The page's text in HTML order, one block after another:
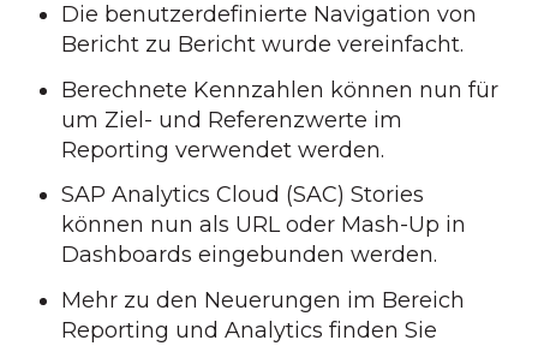
Die benutzerdefinierte Navigation von
Bericht zu Bericht wurde vereinfacht.
Berechnete Kennzahlen können nun für
um Ziel- und Referenzwerte im
Reporting verwendet werden.
SAP Analytics Cloud (SAC) Stories
können nun als URL oder Mash-Up in
Dashboards eingebunden werden.
Mehr zu den Neuerungen im Bereich
Reporting und Analytics finden Sie